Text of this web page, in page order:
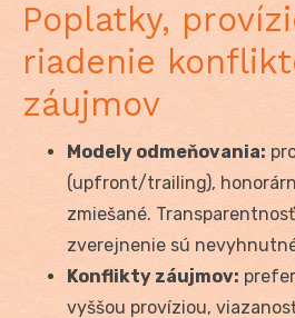
Poplatky,
riadenie
záujmov
Modely odmeňovania:
(upfront/trailing),
zmiešané.
zverejnenie sú
Konflikty záujmov:
vyššou províziou,